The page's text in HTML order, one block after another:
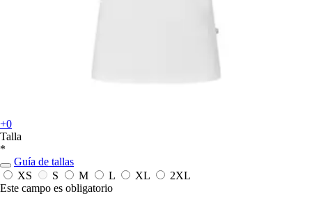
+0
Talla
*
Guía de tallas
XS
S M L XL
2XL
Este campo es obligatorio